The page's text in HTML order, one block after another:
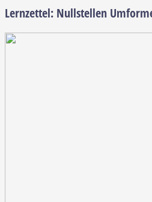
Lernzettel: Nullstellen